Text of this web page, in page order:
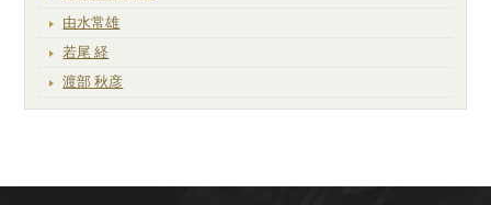
由水常雄
若尾 経
渡部 秋彦